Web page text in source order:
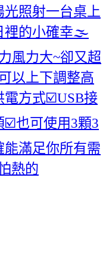
照射一台桌上
裡的小確幸🌫️
風力大~卻又超
以上下調整高
電方式☑️USB接
☑️也可使用3顆3
滿足你所有需
熱的